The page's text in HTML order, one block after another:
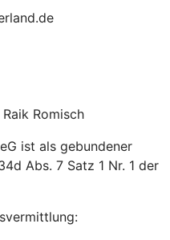
Romisch
ist als gebundener
Abs. 7 Satz 1 Nr. 1 der